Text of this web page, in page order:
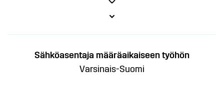
Sähköasentaja määräaikaiseen työhön
Varsinais-Suomi